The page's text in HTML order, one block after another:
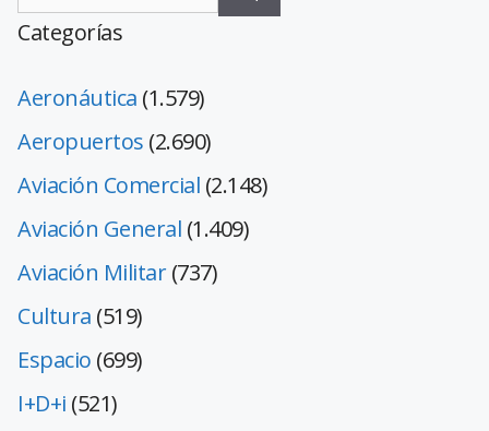
Categorías
Aeronáutica (1.579)
Aeropuertos (2.690)
Aviación Comercial (2.148)
Aviación General (1.409)
Aviación Militar(737)
Cultura (519)
Espacio (699)
I+D+i (521)